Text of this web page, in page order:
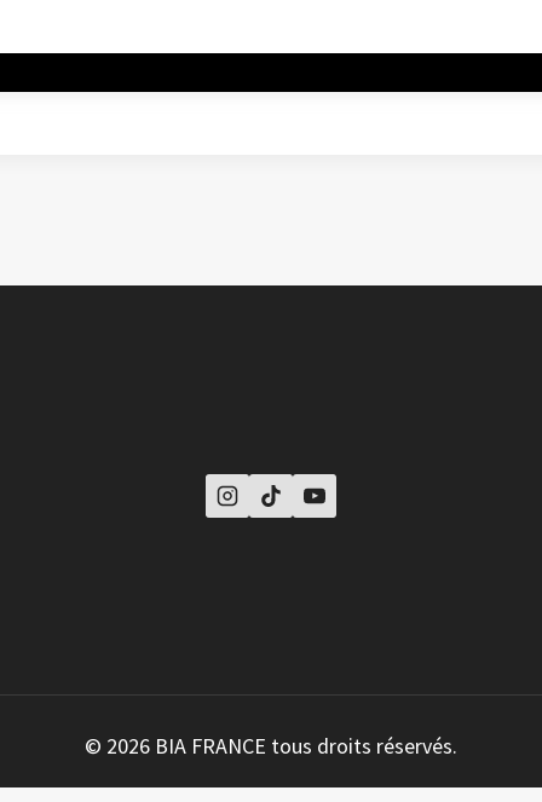
© 2026 BIA FRANCE tous droits réservés.